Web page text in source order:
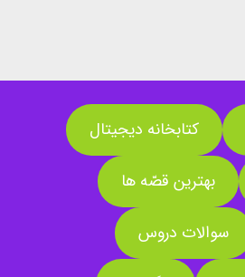
کتابخانه دیجیتال
بهترین قصّه ها
سوالات دروس